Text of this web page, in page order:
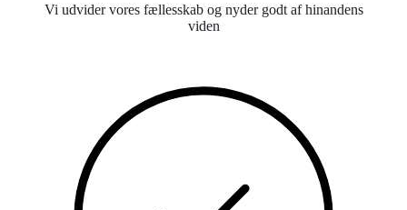
Vi udvider vores fællesskab og nyder godt af hinandens
viden